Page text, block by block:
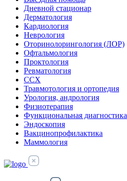
Дневной стационар
Дерматология
Кардиология
Неврология
Оторинолорингология (ЛОР)
Офтальмология
Проктология
Ревматология
ССХ
Травмотология и ортопедия
Урология, андрология
Физиотерапия
Функциональная диагностика
Эндоскопия
Вакцинопрофилактика
Маммология